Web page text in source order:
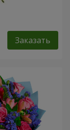
Заказать